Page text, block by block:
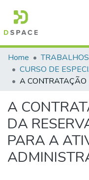
Communities &
All of DSpace
Home
A
DA
PARA A